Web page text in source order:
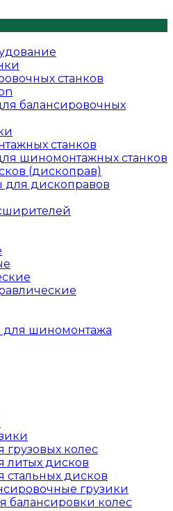
станков
балансировочных
станков
шиномонтажных станков
(дископрав)
для дископравов
для шиномонтажа
колес
литых дисков
стальных дисков
грузики
балансировки колес